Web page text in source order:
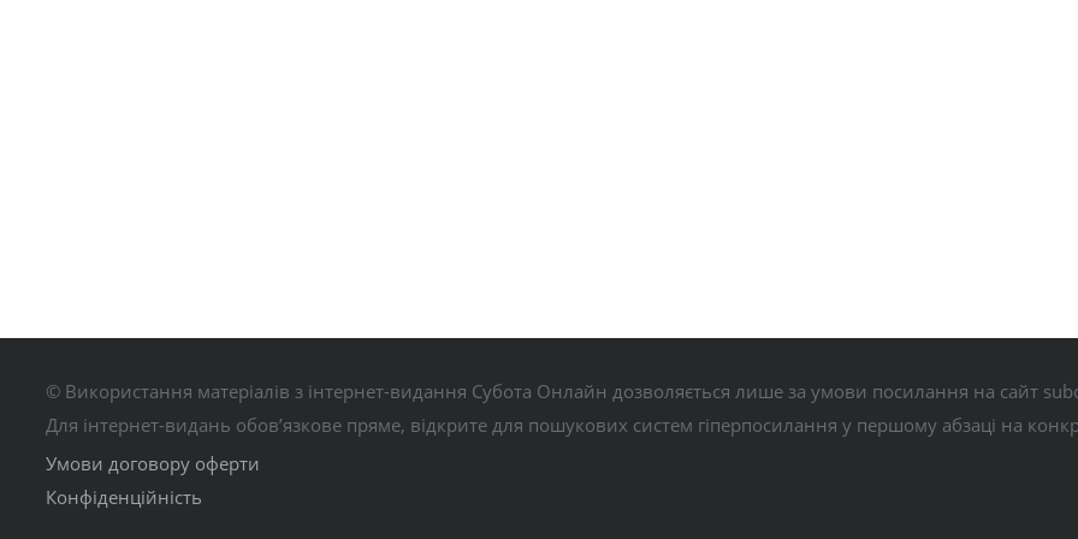
© Використання матеріалів з інтернет-видання Субота Онлайн дозволяється лише за умови посилання на сайт
Для інтернет-видань обов’язкове пряме, відкрите для пошукових систем гіперпосилання у першому абзаці на
Умови договору оферти
Конфіденційність